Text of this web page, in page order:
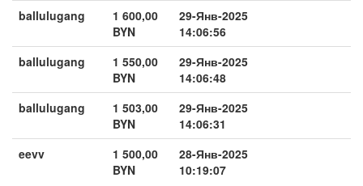
ballulugang
1 600,00
BYN
29-Янв-2025
14:06:56
ballulugang
1 550,00
BYN
29-Янв-2025
14:06:48
ballulugang
1 503,00
BYN
29-Янв-2025
14:06:31
eevv
1 500,00
BYN
28-Янв-2025
10:19:07